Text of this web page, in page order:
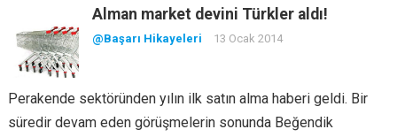
Alman market devini Türkler aldı!
@Başarı Hikayeleri 13 Ocak 2014
Perakende sektöründen yılın ilk satın alma haberi geldi. Bir
süredir devam eden görüşmelerin sonunda Beğendik